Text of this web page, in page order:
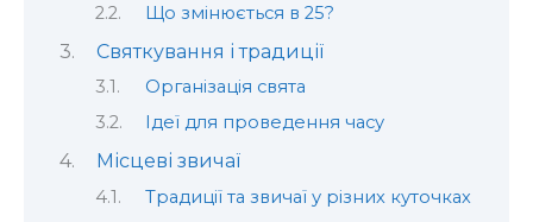
Що змінюється в 25?
Святкування і традиції
Організація свята
Ідеї для проведення часу
Місцеві звичаї
Традиції та звичаї у різних куточках